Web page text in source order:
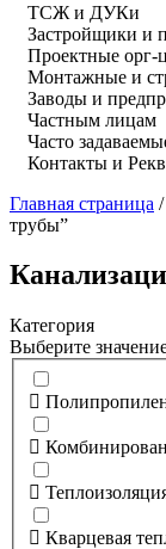
ТСЖ и ДУКи
Застройщики и
Проектные орг-
Монтажные и
Заводы и
Частным лицам
Часто
Контакты и
Главная страница /
трубы”
Категория
Выберите
Кварцевая